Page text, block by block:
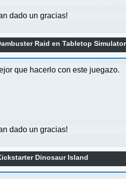
dado un gracias!
Raid en Tabletop Simulator
que hacerlo con este juegazo.
dado un gracias!
Dinosaur Island